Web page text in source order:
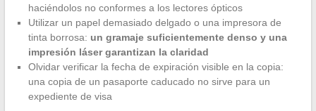
haciéndolos no conformes a los lectores ópticos
Utilizar un papel demasiado delgado o una impresora de
tinta borrosa: un gramaje suficientemente denso y una
impresión láser garantizan la claridad
Olvidar verificar la fecha de expiración visible en la copia:
una copia de un pasaporte caducado no sirve para un
expediente de visa